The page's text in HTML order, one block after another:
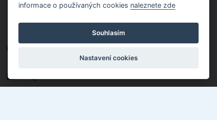
Kotěrova 4395, Zlín 760 01
info@zusmorava.cz
informace o používaných cookies naleznete zde
Souhlasím
Nastavení cookies